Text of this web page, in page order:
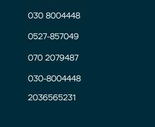
030 8004448
0527-857049
070 2079487
030-8004448
2036565231